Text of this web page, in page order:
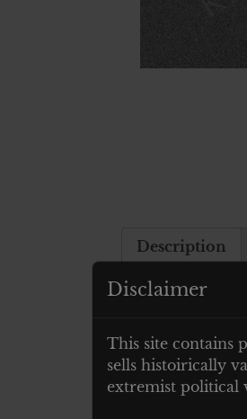
Description
Description
Luftwaffe Adler
Disclaimer
This site contains
sells histoirically
extremist political